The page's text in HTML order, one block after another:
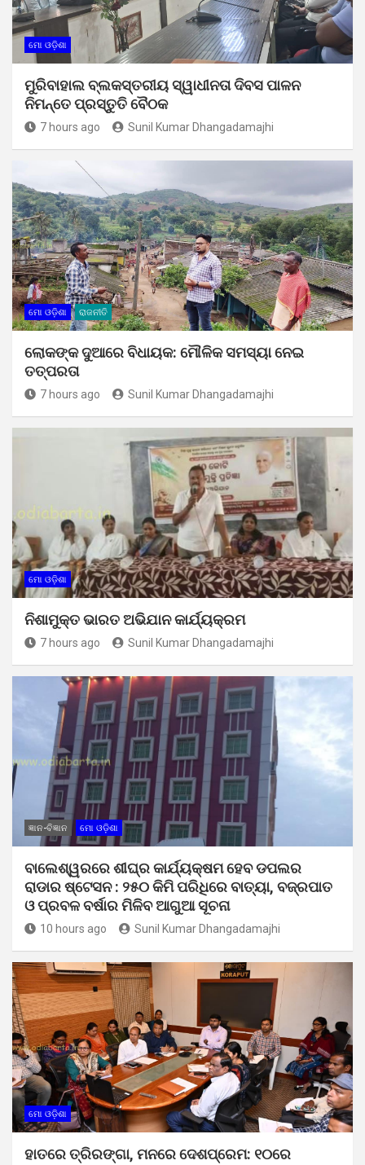
ମୋ ଓଡ଼ିଶା
ମୁରିବାହାଲ ବ୍ଲକସ୍ତରୀୟ ସ୍ୱାଧୀନତା ଦିବସ ପାଳନ
ନିମନ୍ତେ ପ୍ରସ୍ତୁତି ବୈଠକ
7 hours ago Sunil Kumar Dhangadamajhi
ମୋ ଓଡ଼ିଶା ରାଜନୀତି
ଲୋକଙ୍କ ଦୁଆରେ ବିଧାୟକ: ମୌଳିକ ସମସ୍ୟା ନେଇ
ତତ୍ପରତା
7 hours ago Sunil Kumar Dhangadamajhi
ମୋ ଓଡ଼ିଶା
ନିଶାମୁକ୍ତ ଭାରତ ଅଭିଯାନ କାର୍ଯ୍ୟକ୍ରମ
7 hours ago Sunil Kumar Dhangadamajhi
ଜ୍ଞାନ-ବିଜ୍ଞାନ ମୋ ଓଡ଼ିଶା
ବାଲେଶ୍ୱରରେ ଶୀଘ୍ର କାର୍ଯ୍ୟକ୍ଷମ ହେବ ଡପଲର
ରାଡାର ଷ୍ଟେସନ : ୨୫୦ କିମି ପରିଧିରେ ବାତ୍ୟା, ବଜ୍ରପାତ
ଓ ପ୍ରବଳ ବର୍ଷାର ମିଳିବ ଆଗୁଆ ସୂଚନା
10 hours ago Sunil Kumar Dhangadamajhi
ମୋ ଓଡ଼ିଶା
ହାତରେ ତ୍ରିରଙ୍ଗା, ମନରେ ଦେଶପ୍ରେମ: ୧୦ରେ